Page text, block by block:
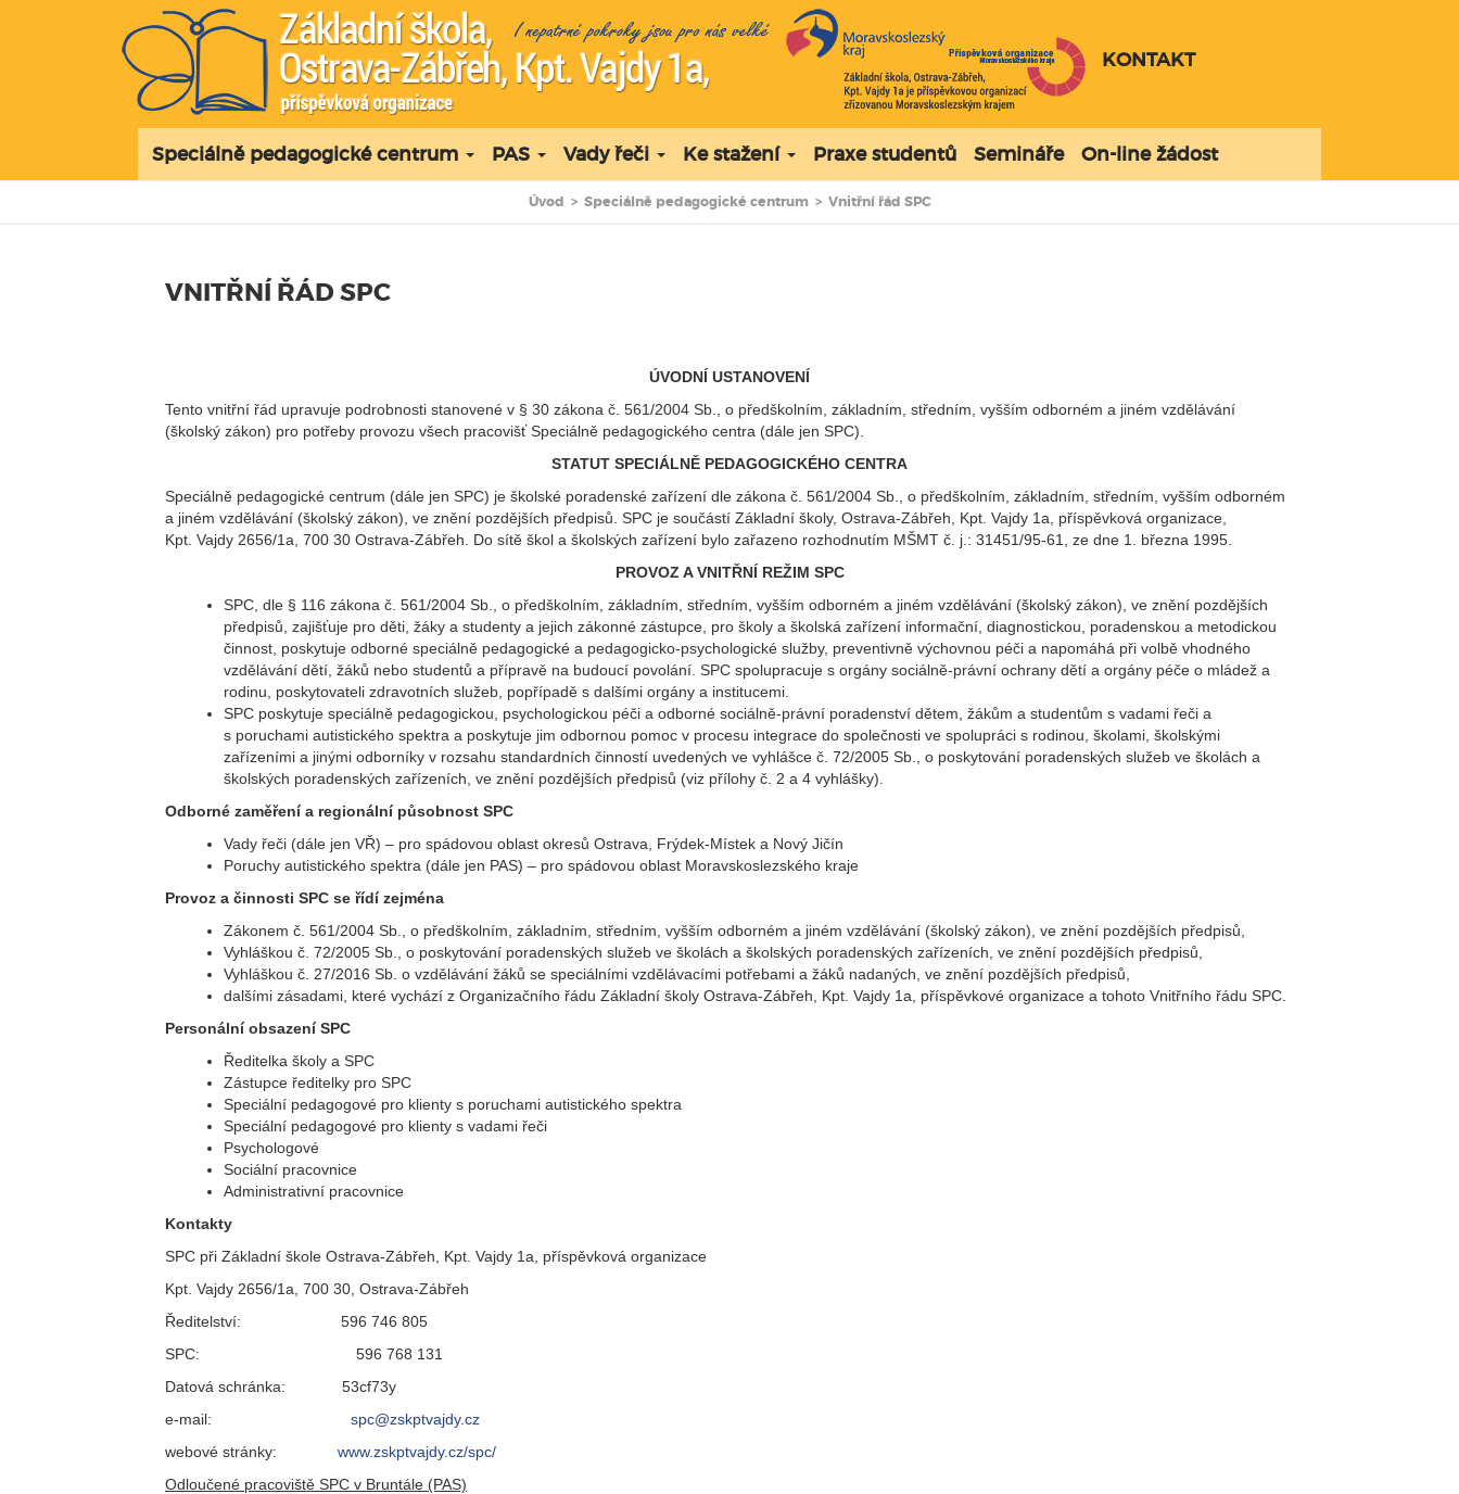
KONTAKT
Speciálně pedagogické centrum PAS Vady řeči Ke stažení Praxe studentů Semináře On-line žádost
Úvod > Speciálně pedagogické centrum> Vnitřní řád SPC
VNITŘNÍ ŘÁD SPC
ÚVODNÍ USTANOVENÍ
Tento vnitřní řád upravuje podrobnosti stanovené v § 30 zákona č. 561/2004 Sb., o předškolním, základním, středním, vyšším odborném a jiném vzdělávání
(školský zákon) pro potřeby provozu všech pracovišť Speciálně pedagogického centra (dále jen SPC).
STATUT SPECIÁLNĚ PEDAGOGICKÉHO CENTRA
Speciálně pedagogické centrum (dále jen SPC) je školské poradenské zařízení dle zákona č. 561/2004 Sb., o předškolním, základním, středním, vyšším odborném
a jiném vzdělávání (školský zákon), ve znění pozdějších předpisů. SPC je součástí Základní školy, Ostrava-Zábřeh, Kpt. Vajdy 1a, příspěvková organizace,
Kpt. Vajdy 2656/1a, 700 30 Ostrava-Zábřeh. Do sítě škol a školských zařízení bylo zařazeno rozhodnutím MŠMT č. j.: 31451/95-61, ze dne 1. března 1995.
PROVOZ A VNITŘNÍ REŽIM SPC
SPC, dle § 116 zákona č. 561/2004 Sb., o předškolním, základním, středním, vyšším odborném a jiném vzdělávání (školský zákon), ve znění pozdějších
předpisů, zajišťuje pro děti, žáky a studenty a jejich zákonné zástupce, pro školy a školská zařízení informační, diagnostickou, poradenskou a metodickou
činnost, poskytuje odborné speciálně pedagogické a pedagogicko-psychologické služby, preventivně výchovnou péči a napomáhá při volbě vhodného
vzdělávání dětí, žáků nebo studentů a přípravě na budoucí povolání. SPC spolupracuje s orgány sociálně-právní ochrany dětí a orgány péče o mládež a
rodinu, poskytovateli zdravotních služeb, popřípadě s dalšími orgány a institucemi.
SPC poskytuje speciálně pedagogickou, psychologickou péči a odborné sociálně-právní poradenství dětem, žákům a studentům s vadami řeči a
s poruchami autistického spektra a poskytuje jim odbornou pomoc v procesu integrace do společnosti ve spolupráci s rodinou, školami, školskými
zařízeními a jinými odborníky v rozsahu standardních činností uvedených ve vyhlášce č. 72/2005 Sb., o poskytování poradenských služeb ve školách a
školských poradenských zařízeních, ve znění pozdějších předpisů (viz přílohy č. 2 a 4 vyhlášky).
Odborné zaměření a regionální působnost SPC
Vady řeči (dále jen VŘ) – pro spádovou oblast okresů Ostrava, Frýdek-Místek a Nový Jičín
Poruchy autistického spektra (dále jen PAS) – pro spádovou oblast Moravskoslezského kraje
Provoz a činnosti SPC se řídí zejména
Zákonem č. 561/2004 Sb., o předškolním, základním, středním, vyšším odborném a jiném vzdělávání (školský zákon), ve znění pozdějších předpisů,
Vyhláškou č. 72/2005 Sb., o poskytování poradenských služeb ve školách a školských poradenských zařízeních, ve znění pozdějších předpisů,
Vyhláškou č. 27/2016 Sb. o vzdělávání žáků se speciálními vzdělávacími potřebami a žáků nadaných, ve znění pozdějších předpisů,
dalšími zásadami, které vychází z Organizačního řádu Základní školy Ostrava-Zábřeh, Kpt. Vajdy 1a, příspěvkové organizace a tohoto Vnitřního řádu SPC.
Personální obsazení SPC
Ředitelka školy a SPC
Zástupce ředitelky pro SPC
Speciální pedagogové pro klienty s poruchami autistického spektra
Speciální pedagogové pro klienty s vadami řeči
Psychologové
Sociální pracovnice
Administrativní pracovnice
Kontakty
SPC při Základní škole Ostrava-Zábřeh, Kpt. Vajdy 1a, příspěvková organizace
Kpt. Vajdy 2656/1a, 700 30, Ostrava-Zábřeh
Ředitelství: 596 746 805
SPC: 596 768 131
Datová schránka: 53cf73y
e-mail: spc@zskptvajdy.cz
webové stránky: www.zskptvajdy.cz/spc/
Odloučené pracoviště SPC v Bruntále (PAS)